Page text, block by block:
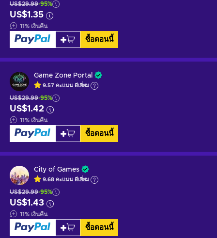
US$29.99-95%
US$1.35
11% เงินคืน
ซื้อตอนนี้
Game Zone Portal
9.57 คะแนน ดีเยี่ยม
US$29.99-95%
US$1.42
11% เงินคืน
ซื้อตอนนี้
City of Games
9.68 คะแนน ดีเยี่ยม
US$29.99-95%
US$1.43
11% เงินคืน
ซื้อตอนนี้